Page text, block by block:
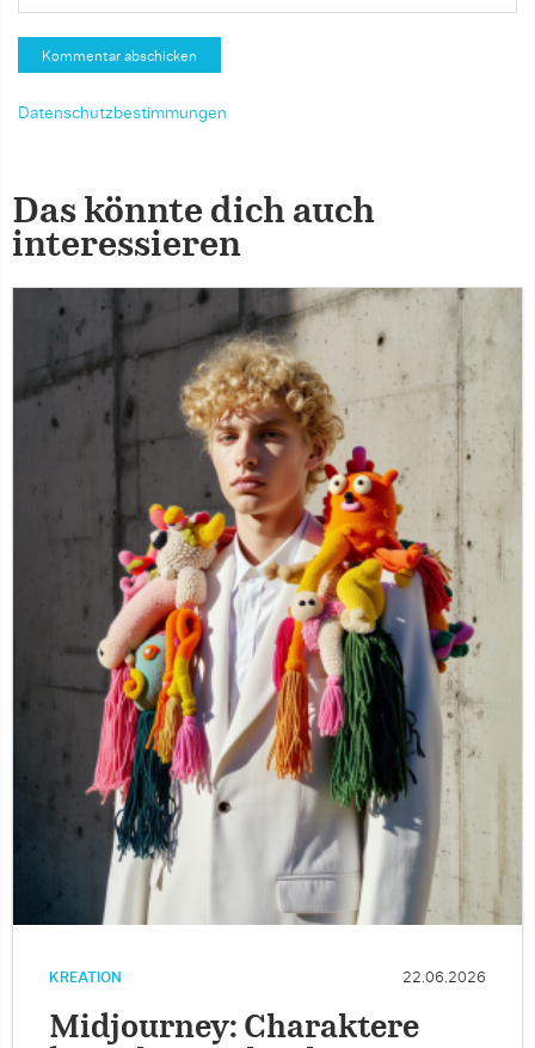
Datenschutzbestimmungen
Das könnte dich auch
interessieren
KREATION 22.06.2026
Midjourney: Charaktere